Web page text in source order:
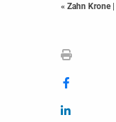
« Zahn Krone |